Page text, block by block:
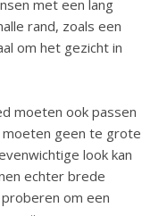
met een lang
rand, zoals een
om het gezicht in
moeten ook passen
geen te grote
look kan
echter brede
om een